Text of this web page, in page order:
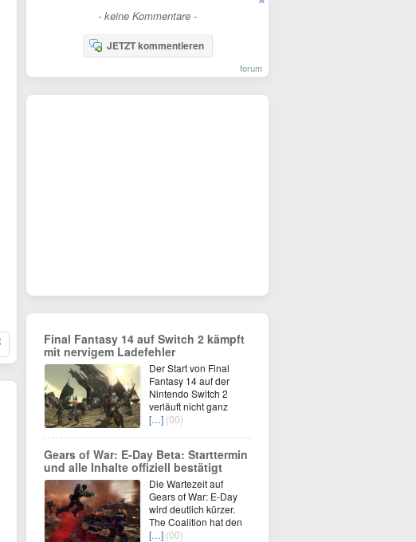
- keine Kommentare -
JETZT kommentieren
forum
Final Fantasy 14 auf Switch 2 kämpft
mit nervigem Ladefehler
Der Start von Final
Fantasy 14 auf der
Nintendo Switch 2
verläuft nicht ganz
[…] (00)
Gears of War: E-Day Beta: Starttermin
und alle Inhalte offiziell bestätigt
Die Wartezeit auf
Gears of War: E-Day
wird deutlich kürzer.
The Coalition hat den
[…] (00)